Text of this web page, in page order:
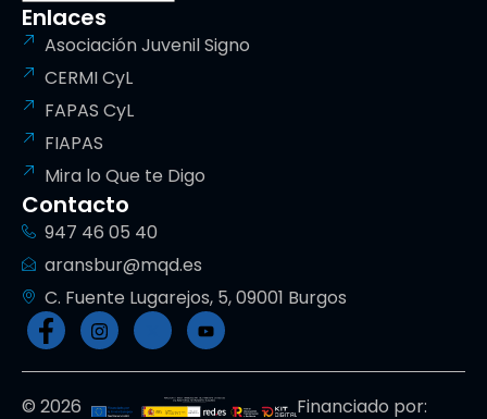
Enlaces
Asociación Juvenil Signo
CERMI CyL
FAPAS CyL
FIAPAS
Mira lo Que te Digo
Contacto
947 46 05 40
aransbur@mqd.es
C. Fuente Lugarejos, 5, 09001 Burgos
© 2026 Financiado por: